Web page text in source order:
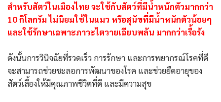
สำหรับสัตว์ในเมืองไทย จะใช้กับสัตว์ที่มีน้ำหนักตัวมากกว่า
10 กิโลกรัม ไม่นิยมใช้ในแมว หรือสุนัขที่มีน้ำหนักตัวน้อยๆ
และใช้รักษาเฉพาะภาวะไตวายเฉียบพลัน มากกว่าเรื้อรัง
ดังนั้นการวินิจฉัยที่รวดเร็ว การรักษา และการพยากรณ์โรคที่ดี
จะสามารถช่วยชะลอการพัฒนาของโรค และช่วยยืดอายุของ
สัตว์เลี้ยงให้มีคุณภาพชีวิตที่ดี และมีความสุข